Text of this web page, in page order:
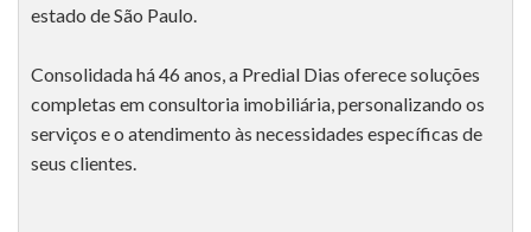
estado de São Paulo.
Consolidada há 46 anos, a Predial Dias oferece soluções
completas em consultoria imobiliária, personalizando os
serviços e o atendimento às necessidades específicas de
seus clientes.